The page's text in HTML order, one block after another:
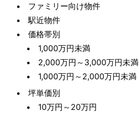
ファミリー向け物件
駅近物件
価格帯別
1,000万円未満
2,000万円～3,000万円未満
1,000万円～2,000万円未満
坪単価別
10万円～20万円